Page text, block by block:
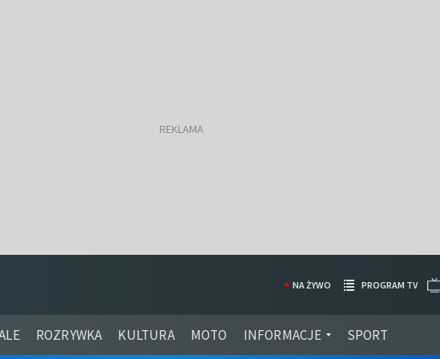
ROZRYWKA KULTURA MOTO INFORMACJE SPORT
NA ŻYWO PROGRAM TV